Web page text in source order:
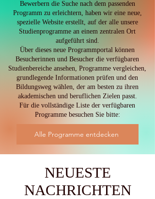
Bewerbern die Suche nach dem passenden
Programm zu erleichtern, haben wir eine neue,
spezielle Website erstellt, auf der alle unsere
Studienprogramme an einem zentralen Ort
aufgeführt sind.
Über dieses neue Programmportal können
Besucherinnen und Besucher die verfügbaren
Studienbereiche ansehen, Programme vergleichen,
grundlegende Informationen prüfen und den
Bildungsweg wählen, der am besten zu ihren
akademischen und beruflichen Zielen passt.
Für die vollständige Liste der verfügbaren
Programme besuchen Sie bitte:
Alle Programme entdecken
NEUESTE
NACHRICHTEN